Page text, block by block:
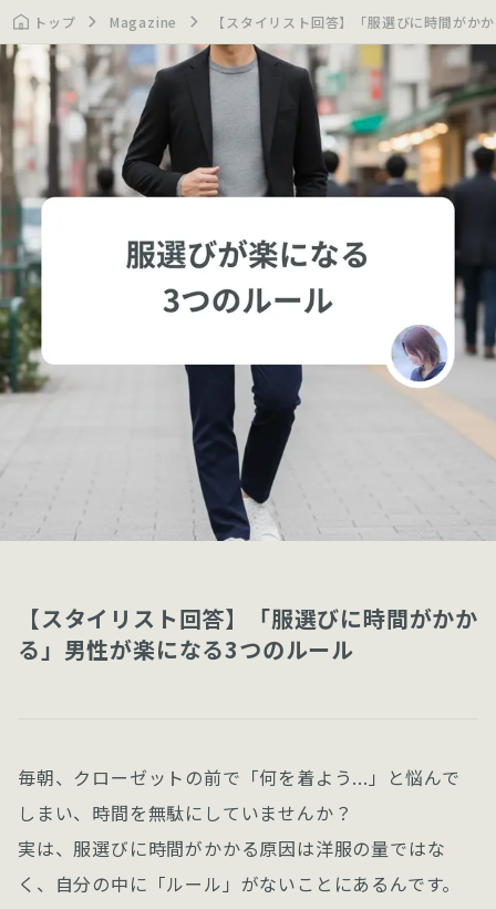
トップ Magazine 【スタイリスト回答】「服選びに時間がか
【スタイリスト回答】「服選びに時間がかか
る」男性が楽になる3つのルール
毎朝、クローゼットの前で「何を着よう...」と悩んで
しまい、時間を無駄にしていませんか？
実は、服選びに時間がかかる原因は洋服の量ではな
く、自分の中に「ルール」がないことにあるんです。